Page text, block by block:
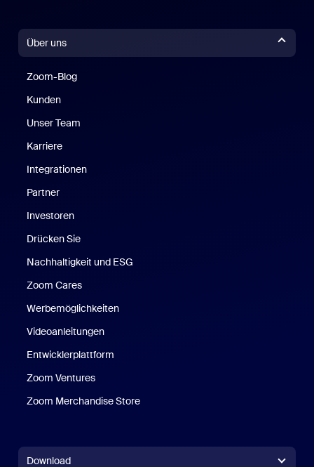
Über uns
Zoom-Blog
Kunden
Unser Team
Karriere
Integrationen
Partner
Investoren
Drücken Sie
Nachhaltigkeit und ESG
Zoom Cares
Werbemöglichkeiten
Videoanleitungen
Entwicklerplattform
Zoom Ventures
Zoom Merchandise Store
Download